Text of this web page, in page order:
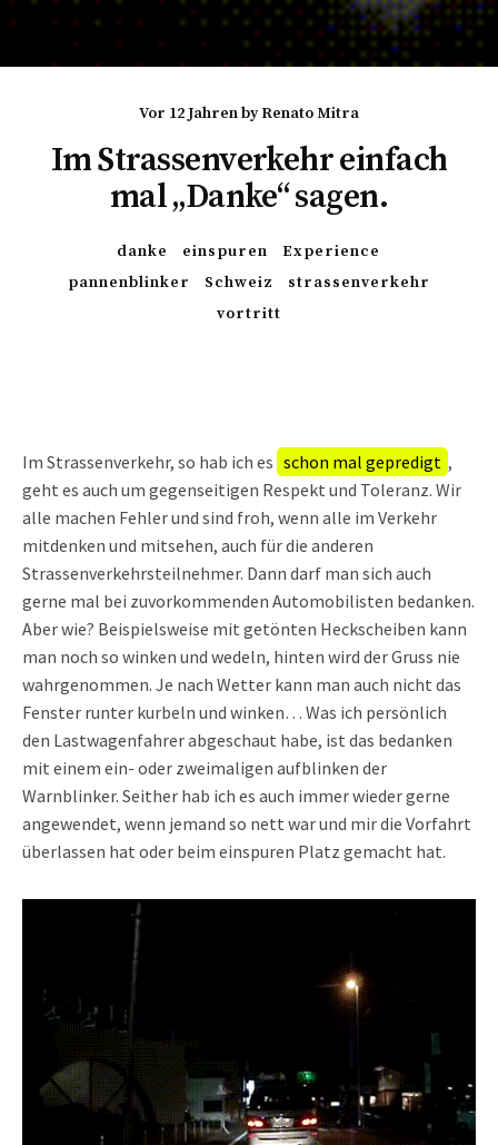
vor 12 JahrenbyRenato Mitra
Im Strassenverkehr einfach
mal „Danke“ sagen.
danke einspuren
Experience
pannenblinker
Schweiz
strassenverkehr
vortritt
Im Strassenverkehr, so hab ich es schon mal gepredigt ,
geht es auch um gegenseitigen Respekt und Toleranz. Wir
alle machen Fehler und sind froh, wenn alle im Verkehr
mitdenken und mitsehen, auch für die anderen
Strassenverkehrsteilnehmer. Dann darf man sich auch
gerne mal bei zuvorkommenden Automobilisten bedanken.
Aber wie? Beispielsweise mit getönten Heckscheiben kann
man noch so winken und wedeln, hinten wird der Gruss nie
wahrgenommen. Je nach Wetter kann man auch nicht das
Fenster runter kurbeln und winken… Was ich persönlich
den Lastwagenfahrer abgeschaut habe, ist das bedanken
mit einem ein- oder zweimaligen aufblinken der
Warnblinker. Seither hab ich es auch immer wieder gerne
angewendet, wenn jemand so nett war und mir die Vorfahrt
überlassen hat oder beim einspuren Platz gemacht hat.